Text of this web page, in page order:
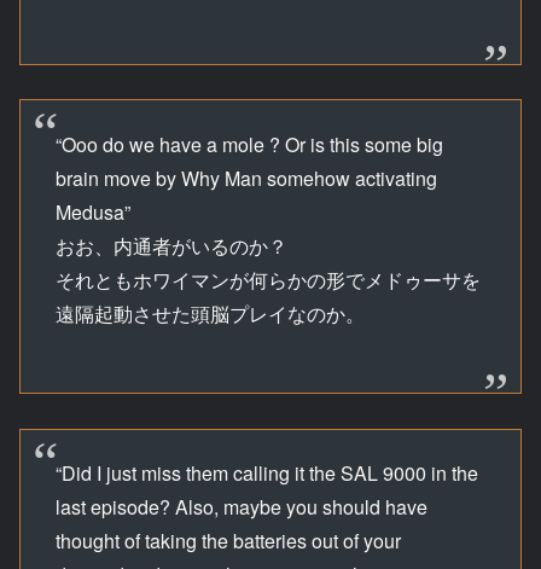
“Ooo do we have a mole ? Or is this some big
brain move by Why Man somehow activating
Medusa”
おお、内通者がいるのか？
それともホワイマンが何らかの形でメドゥーサを
遠隔起動させた頭脳プレイなのか。
“Did I just miss them calling it the SAL 9000 in the
last episode? Also, maybe you should have
thought of taking the batteries out of your